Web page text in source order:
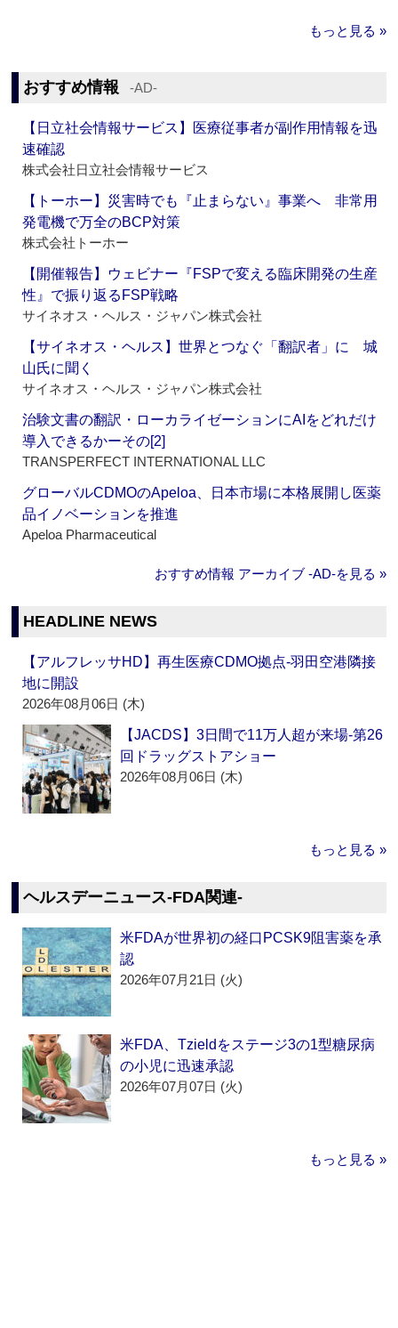
もっと見る »
おすすめ情報 ‐AD‐
【日立社会情報サービス】医療従事者が副作用情報を迅
速確認
株式会社日立社会情報サービス
【トーホー】災害時でも『止まらない』事業へ 非常用
発電機で万全のBCP対策
株式会社トーホー
【開催報告】ウェビナー『FSPで変える臨床開発の生産
性』で振り返るFSP戦略
サイネオス・ヘルス・ジャパン株式会社
【サイネオス・ヘルス】世界とつなぐ「翻訳者」に 城
山氏に聞く
サイネオス・ヘルス・ジャパン株式会社
治験文書の翻訳・ローカライゼーションにAIをどれだけ
導入できるかーその[2]
TRANSPERFECT INTERNATIONAL LLC
グローバルCDMOのApeloa、日本市場に本格展開し医薬
品イノベーションを推進
Apeloa Pharmaceutical
おすすめ情報 アーカイブ ‐AD‐を見る »
HEADLINE NEWS
【アルフレッサHD】再生医療CDMO拠点‐羽田空港隣接
地に開設
2026年08月06日 (木)
【JACDS】3日間で11万人超が来場‐第26
回ドラッグストアショー
2026年08月06日 (木)
もっと見る »
ヘルスデーニュース‐FDA関連‐
米FDAが世界初の経口PCSK9阻害薬を承
認
2026年07月21日 (火)
米FDA、Tzieldをステージ3の1型糖尿病
の小児に迅速承認
2026年07月07日 (火)
もっと見る »